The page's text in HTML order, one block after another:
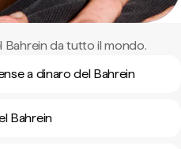
Bahrein da tutto il mondo.
a dinaro del Bahrein
Bahrein